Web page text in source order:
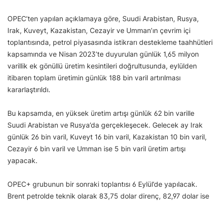
OPEC’ten yapılan açıklamaya göre, Suudi Arabistan, Rusya,
Irak, Kuveyt, Kazakistan, Cezayir ve Umman’ın çevrim içi
toplantısında, petrol piyasasında istikrarı destekleme taahhütleri
kapsamında ve Nisan 2023’te duyurulan günlük 1,65 milyon
varillik ek gönüllü üretim kesintileri doğrultusunda, eylülden
itibaren toplam üretimin günlük 188 bin varil artırılması
kararlaştırıldı.
Bu kapsamda, en yüksek üretim artışı günlük 62 bin varille
Suudi Arabistan ve Rusya’da gerçekleşecek. Gelecek ay Irak
günlük 26 bin varil, Kuveyt 16 bin varil, Kazakistan 10 bin varil,
Cezayir 6 bin varil ve Umman ise 5 bin varil üretim artışı
yapacak.
OPEC+ grubunun bir sonraki toplantısı 6 Eylül’de yapılacak.
Brent petrolde teknik olarak 83,75 dolar direnç, 82,97 dolar ise